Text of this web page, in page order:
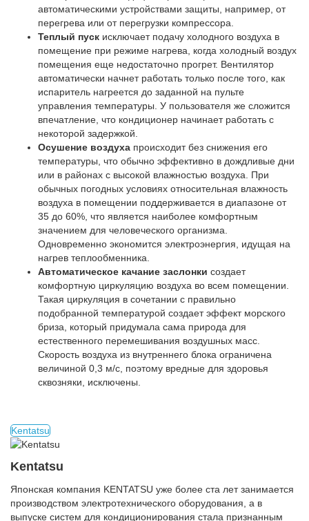
автоматическими устройствами защиты, например, от
перегрева или от перегрузки компрессора.
Теплый пуск исключает подачу холодного воздуха в
помещение при режиме нагрева, когда холодный воздух
помещения еще недостаточно прогрет. Вентилятор
автоматически начнет работать только после того, как
испаритель нагреется до заданной на пульте
управления температуры. У пользователя же сложится
впечатление, что кондиционер начинает работать с
некоторой задержкой.
Осушение воздуха происходит без снижения его
температуры, что обычно эффективно в дождливые дни
или в районах с высокой влажностью воздуха. При
обычных погодных условиях относительная влажность
воздуха в помещении поддерживается в диапазоне от
35 до 60%, что является наиболее комфортным
значением для человеческого организма.
Одновременно экономится электроэнергия, идущая на
нагрев теплообменника.
Автоматическое качание заслонки создает
комфортную циркуляцию воздуха во всем помещении.
Такая циркуляция в сочетании с правильно
подобранной температурой создает эффект морского
бриза, который придумала сама природа для
естественного перемешивания воздушных масс.
Скорость воздуха из внутреннего блока ограничена
величиной 0,3 м/с, поэтому вредные для здоровья
сквозняки, исключены.
Kentatsu
Kentatsu
Японская компания KENTATSU уже более ста лет занимается
производством электротехнического оборудования, а в
выпуске систем для кондиционирования стала признанным